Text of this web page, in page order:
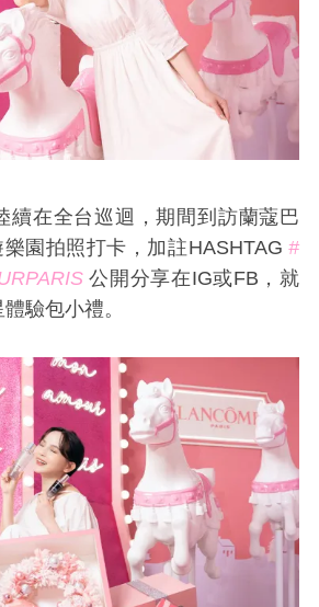
續在全台巡迴，期間到訪蘭蔻巴
園拍照打卡，加註HASHTAG#
公開分享在IG或FB，就
驗包小禮。